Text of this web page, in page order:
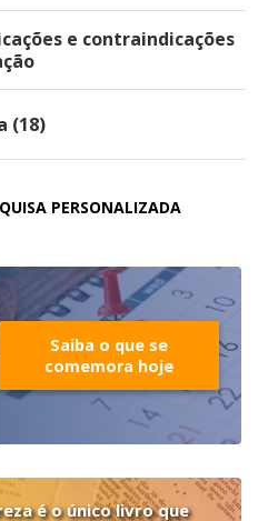
e contraindicações
(18)
PERSONALIZADA
Saiba o que se
comemora hoje
é o único livro que